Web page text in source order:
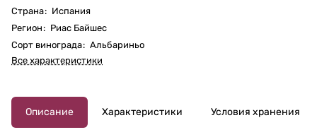
Страна: Испания
Регион: Риас Байшес
Сорт винограда: Альбариньо
Все характеристики
Описание Характеристики Условия хранения